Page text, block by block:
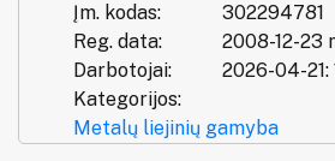
Įm. kodas:
302294781
Reg. data:
2008-12-23
Darbotojai:
2026-04-21:
Kategorijos:
Metalų liejinių gamyba